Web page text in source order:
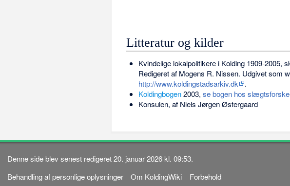
Litteratur og kilder
Kvindelige lokalpolitikere i Kolding 1909-2005,
Redigeret af Mogens R. Nissen. Udgivet som
http://www.koldingstadsarkiv.dk
.
Koldingbogen2003, se bogen hos
Konsulen, af Niels Jørgen Østergaard
Denne side blev senest redigeret 20. januar 2026 kl. 09:53.
Behandling af personlige oplysninger
Om KoldingWiki Forbehold